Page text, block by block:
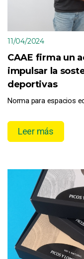
11/04/2024
CAAE firma un
impulsar la
deportivas
Norma para espacios
Leer más